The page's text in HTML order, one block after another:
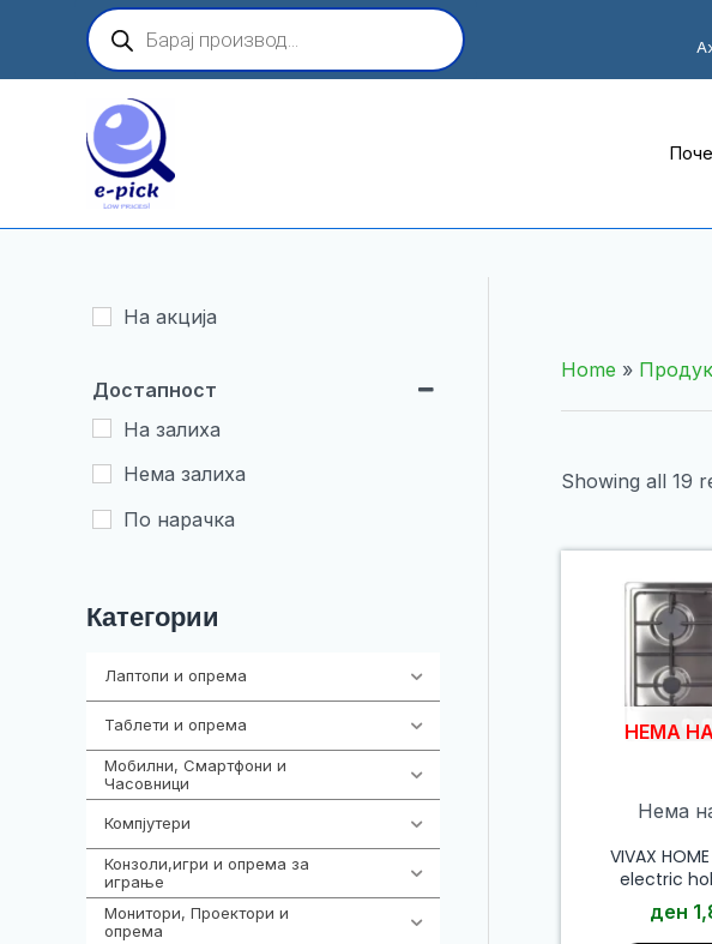
content
Products
search
На акција
Достапност
На залиха
Нема залиха
По нарачка
Категории
Лаптопи и опрема
Таблети и опрема
Мобилни, Смартфони и
Часовници
Компјутери
Конзоли,игри и опрема за
играње
Монитори, Проектори и
опрема
Home
Showing all 19
НЕМА
Нема
VIVAX
electric
ден